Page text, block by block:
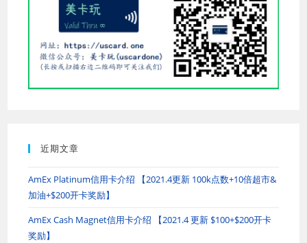
近期文章
AmEx Platinum信用卡介绍 【2021.4更新 100k点数+10倍超市&
加油+$200开卡奖励】
AmEx Cash Magnet信用卡介绍 【2021.4 更新 $100+$200开卡
奖励】